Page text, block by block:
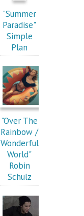
"Summer
Paradise"
Simple
Plan
"Over The
Rainbow /
Wonderful
World"
Robin
Schulz